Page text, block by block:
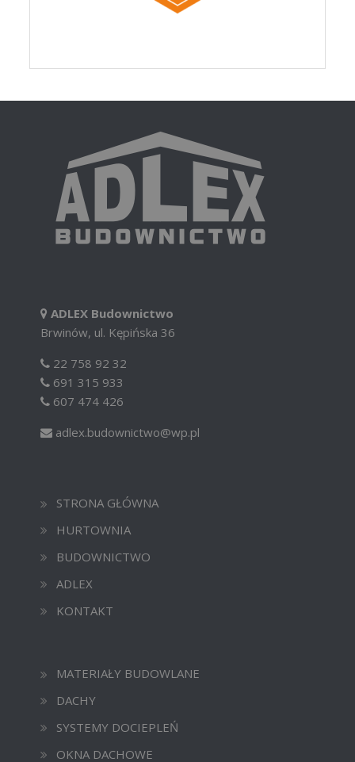
ADLEX Budownictwo
Brwinów, ul. Kępińska 36
22 758 92 32
691 315 933
607 474 426
adlex.budownictwo@wp.pl
STRONA GŁÓWNA
HURTOWNIA
BUDOWNICTWO
ADLEX
KONTAKT
MATERIAŁY BUDOWLANE
DACHY
SYSTEMY DOCIEPLEŃ
OKNA DACHOWE